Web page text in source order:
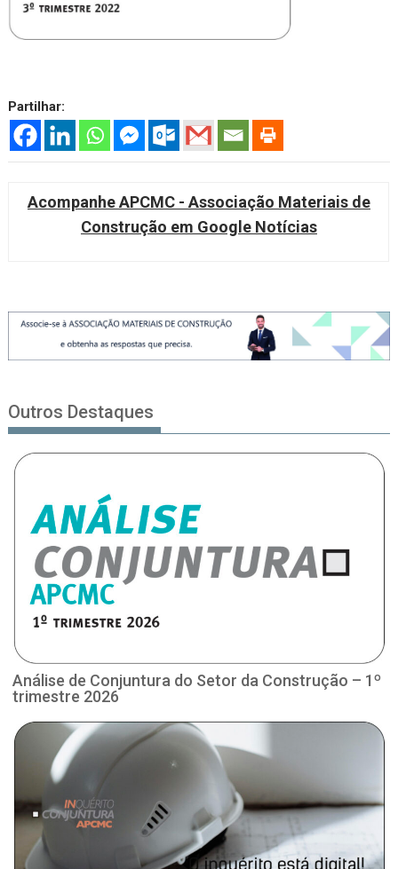
Partilhar:
Acompanhe APCMC - Associação Materiais de
Construção em Google Notícias
Outros Destaques
Análise de Conjuntura do Setor da Construção – 1º
trimestre 2026